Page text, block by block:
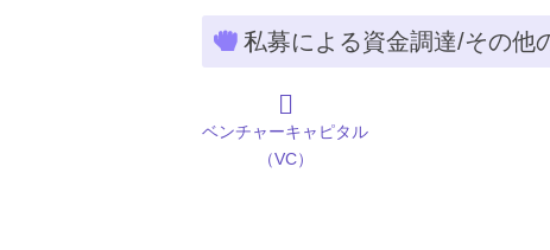
私募による資金調達/その他
ベンチャーキャピタル
（VC）